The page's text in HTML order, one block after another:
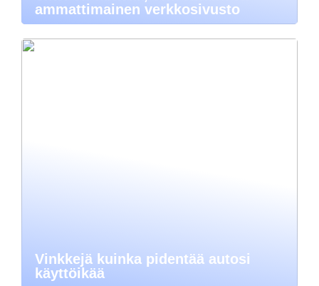
ammattimainen verkkosivusto
Vinkkejä kuinka pidentää autosi
käyttöikää